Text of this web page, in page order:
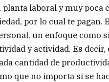
laboral y muy poca
por lo cual te pagan.
un enfoque como
y actividad. Es
cantidad de
que no importa si se